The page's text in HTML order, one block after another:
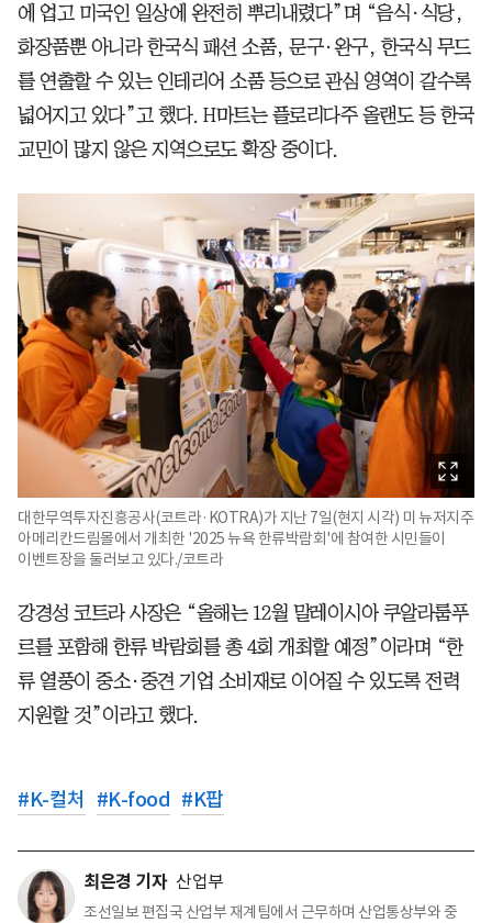
에 업고 미국인 일상에 완전히 뿌리내렸다”며 “음식·식당,
화장품뿐 아니라 한국식 패션 소품, 문구·완구, 한국식 무드
를 연출할 수 있는 인테리어 소품 등으로 관심 영역이 갈수록
넓어지고 있다”고 했다. H마트는 플로리다주 올랜도 등 한국
교민이 많지 않은 지역으로도 확장 중이다.
대한무역투자진흥공사(코트라·KOTRA)가 지난 7일(현지 시각) 미 뉴저지주
아메리칸드림몰에서 개최한 '2025 뉴욕 한류박람회'에 참여한 시민들이
이벤트장을 둘러보고 있다./코트라
강경성 코트라 사장은 “올해는 12월 말레이시아 쿠알라룸푸
르를 포함해 한류 박람회를 총 4회 개최할 예정”이라며 “한
류 열풍이 중소·중견 기업 소비재로 이어질 수 있도록 전력
지원할 것”이라고 했다.
#K-컬처 #K-food #K팝
최은경 기자 산업부
조선일보 편집국 산업부 재계팀에서 근무하며 산업통상부와 중